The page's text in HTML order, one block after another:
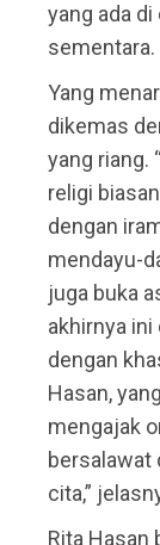
yang ada di
sementara.
Yang
dikemas
yang riang.
religi
dengan
mendayu-
juga buka
akhirnya ini
dengan
Hasan,
mengajak
bersalawat
cita,”
Rita Hasan